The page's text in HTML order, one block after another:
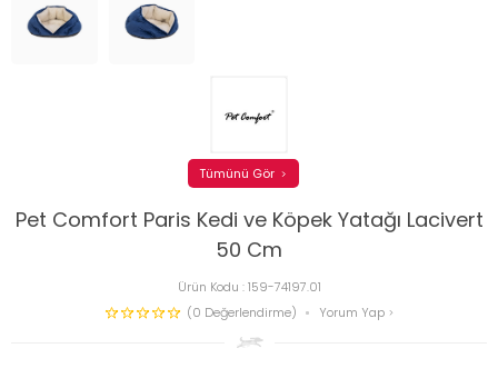
Pet Comfort Paris Kedi ve Köpek Yatağı Lacivert
50 Cm
Ürün Kodu :159-74197.01
(0 Değerlendirme)
Yorum Yap
Tümünü Gör